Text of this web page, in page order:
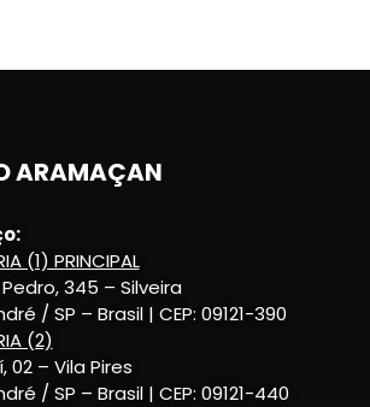
ARAMAÇAN
(1) PRINCIPAL
345 – Silveira
/ SP – Brasil | CEP: 09121-390
(2)
02 – Vila Pires
/ SP – Brasil | CEP: 09121-440